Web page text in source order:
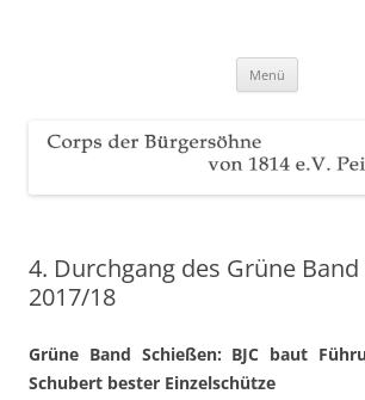
e.V. Peine
Menü
4. Durchgang des Grüne Band
2017/18
Grüne Band Schießen: BJC baut
Schubert bester Einzelschütze